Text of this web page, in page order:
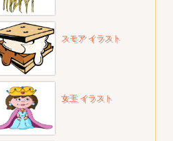
スモア イラスト
女王 イラスト